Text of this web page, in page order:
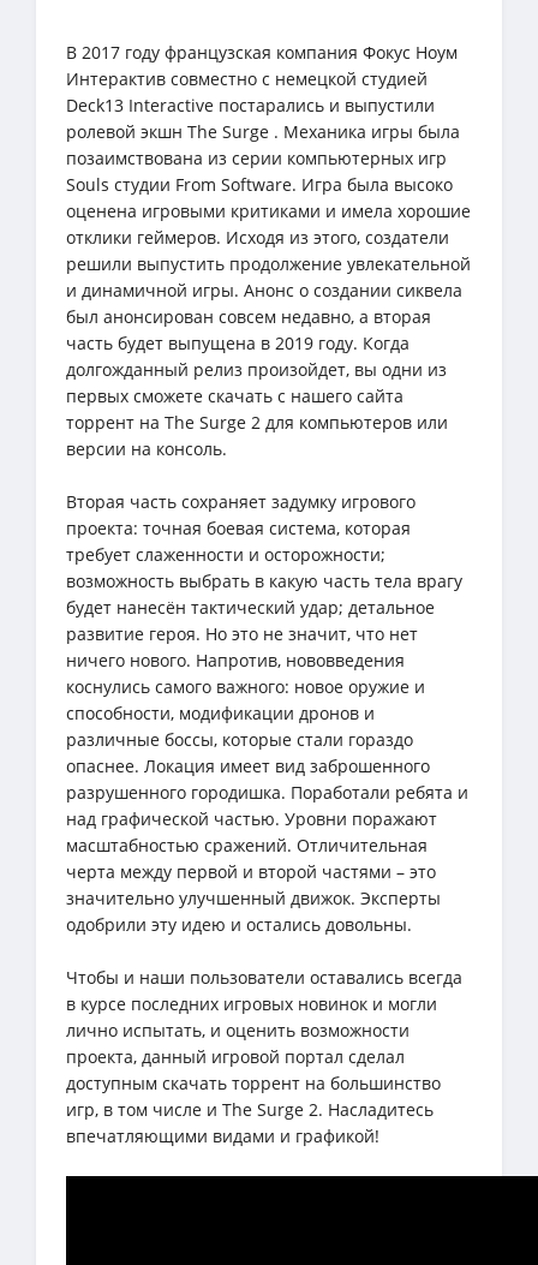
В 2017 году французская компания Фокус Ноум
Интерактив совместно с немецкой студией
Deck13 Interactive постарались и выпустили
ролевой экшн The Surge . Механика игры была
позаимствована из серии компьютерных игр
Souls студии From Software. Игра была высоко
оценена игровыми критиками и имела хорошие
отклики геймеров. Исходя из этого, создатели
решили выпустить продолжение увлекательной
и динамичной игры. Анонс о создании сиквела
был анонсирован совсем недавно, а вторая
часть будет выпущена в 2019 году. Когда
долгожданный релиз произойдет, вы одни из
первых сможете скачать с нашего сайта
торрент на The Surge 2 для компьютеров или
версии на консоль.
Вторая часть сохраняет задумку игрового
проекта: точная боевая система, которая
требует слаженности и осторожности;
возможность выбрать в какую часть тела врагу
будет нанесён тактический удар; детальное
развитие героя. Но это не значит, что нет
ничего нового. Напротив, нововведения
коснулись самого важного: новое оружие и
способности, модификации дронов и
различные боссы, которые стали гораздо
опаснее. Локация имеет вид заброшенного
разрушенного городишка. Поработали ребята и
над графической частью. Уровни поражают
масштабностью сражений. Отличительная
черта между первой и второй частями – это
значительно улучшенный движок. Эксперты
одобрили эту идею и остались довольны.
Чтобы и наши пользователи оставались всегда
в курсе последних игровых новинок и могли
лично испытать, и оценить возможности
проекта, данный игровой портал сделал
доступным скачать торрент на большинство
игр, в том числе и The Surge 2. Насладитесь
впечатляющими видами и графикой!